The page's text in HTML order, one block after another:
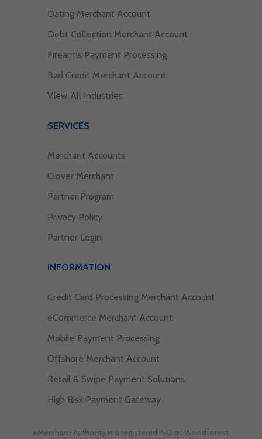
Dating Merchant Account
Debt Collection Merchant Account
Firearms Payment Processing
Bad Credit Merchant Account
View All Industries
SERVICES
Merchant Accounts
Clover Merchant
Partner Program
Privacy Policy
Partner Login
INFORMATION
Credit Card Processing Merchant Account
eCommerce Merchant Account
Mobile Payment Processing
Offshore Merchant Account
Retail & Swipe Payment Solutions
High Risk Payment Gateway
eMerchant Authority is a registered ISO of Woodforest